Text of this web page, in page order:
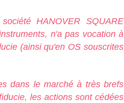
HANOVER SQUARE
n'a pas vocation à
(ainsi qu'en OS souscrites
dans le marché à très brefs
les actions sont cédées